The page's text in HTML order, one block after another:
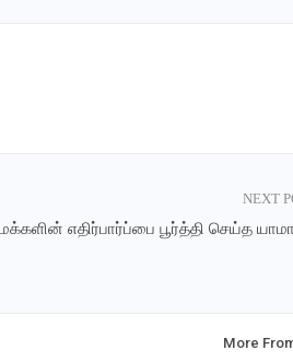
NEXT
மக்களின் எதிர்பார்ப்பை பூர்த்தி செய்த
More